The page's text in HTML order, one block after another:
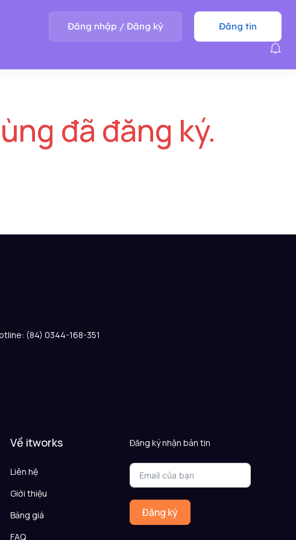
Đăng nhập / Đăng ký Đăng tin
đã đăng ký.
(84) 0344-168-351
Về itworks
Liên hệ
Giới thiệu
Bảng giá
FAQ
Đăng ký nhận bản tin
Đăng ký